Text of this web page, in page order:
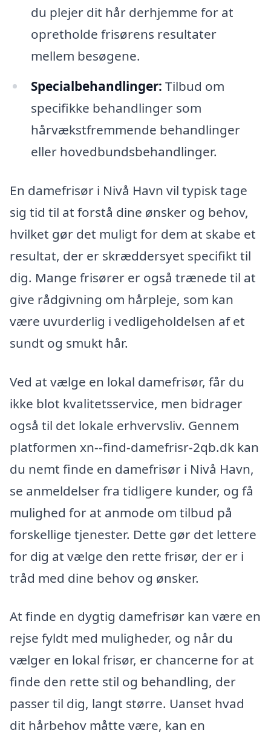
du plejer dit hår derhjemme for at
opretholde frisørens resultater
mellem besøgene.
Specialbehandlinger: Tilbud om
specifikke behandlinger som
hårvækstfremmende behandlinger
eller hovedbundsbehandlinger.
En damefrisør i Nivå Havn vil typisk tage
sig tid til at forstå dine ønsker og behov,
hvilket gør det muligt for dem at skabe et
resultat, der er skræddersyet specifikt til
dig. Mange frisører er også trænede til at
give rådgivning om hårpleje, som kan
være uvurderlig i vedligeholdelsen af et
sundt og smukt hår.
Ved at vælge en lokal damefrisør, får du
ikke blot kvalitetsservice, men bidrager
også til det lokale erhvervsliv. Gennem
platformen xn--find-damefrisr-2qb.dk kan
du nemt finde en damefrisør i Nivå Havn,
se anmeldelser fra tidligere kunder, og få
mulighed for at anmode om tilbud på
forskellige tjenester. Dette gør det lettere
for dig at vælge den rette frisør, der er i
tråd med dine behov og ønsker.
At finde en dygtig damefrisør kan være en
rejse fyldt med muligheder, og når du
vælger en lokal frisør, er chancerne for at
finde den rette stil og behandling, der
passer til dig, langt større. Uanset hvad
dit hårbehov måtte være, kan en